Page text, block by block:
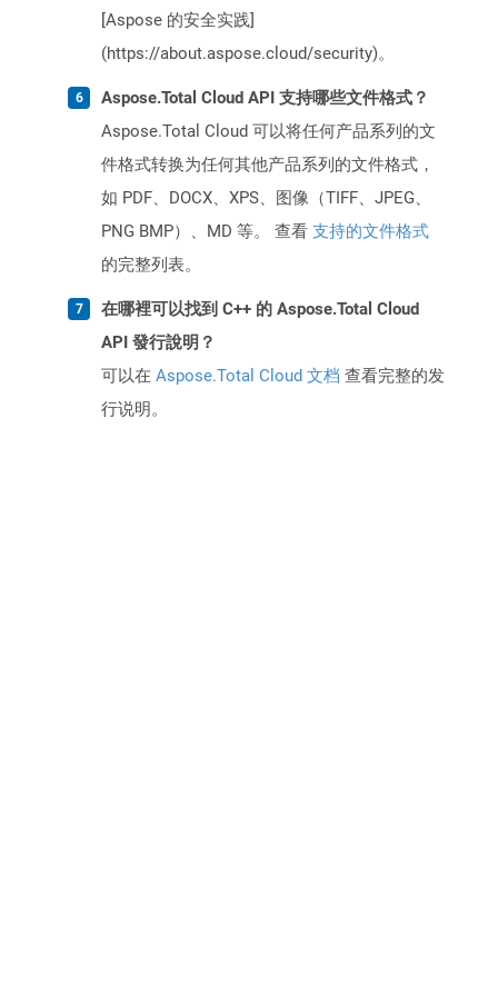
[Aspose 的安全实践]
(https://about.aspose.cloud/security)。
Aspose.Total Cloud API 支持哪些文件格式？
Aspose.Total Cloud 可以将任何产品系列的文
件格式转换为任何其他产品系列的文件格式，
如 PDF、DOCX、XPS、图像（TIFF、JPEG、
PNG BMP）、MD 等。 查看 支持的文件格式
的完整列表。
在哪裡可以找到 C++ 的 Aspose.Total Cloud
API 發行說明？
可以在 Aspose.Total Cloud 文档 查看完整的发
行说明。